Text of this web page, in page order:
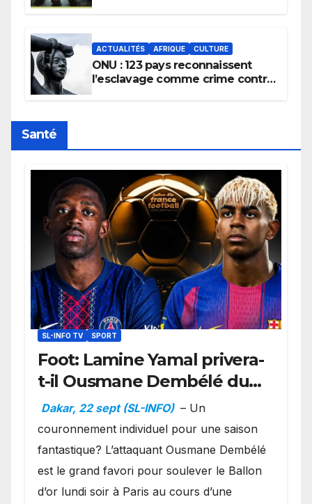
ACTUALITÉS AFRIQUE CULTURE
ONU : 123 pays reconnaissent
l’esclavage comme crime contre
Santé
SL-INFO TV SPORT
Foot: Lamine Yamal privera-
t-il Ousmane Dembélé du
Ballon d’or ?
Dakar, 22 sept (SL-INFO) – Un
couronnement individuel pour une saison
fantastique? L’attaquant Ousmane Dembélé
est le grand favori pour soulever le Ballon
d’or lundi soir à Paris au cours d’une